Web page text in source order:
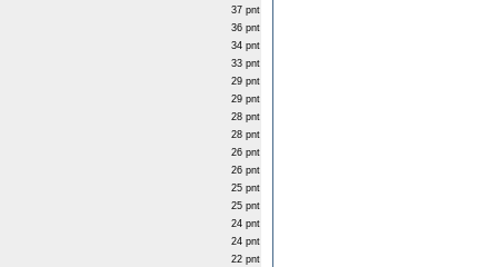
37 pnt
36 pnt
34 pnt
33 pnt
29 pnt
29 pnt
28 pnt
28 pnt
26 pnt
26 pnt
25 pnt
25 pnt
24 pnt
24 pnt
22 pnt